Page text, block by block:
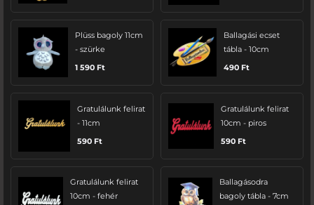
Plüss bagoly 11cm
- szürke
1 590 Ft
Ballagási ecset
tábla - 10cm
490 Ft
Gratulálunk felirat
- 11cm
590 Ft
Gratulálunk felirat
10cm - piros
590 Ft
Gratulálunk felirat
10cm - fehér
Ballagásodra
bagoly tábla - 7cm